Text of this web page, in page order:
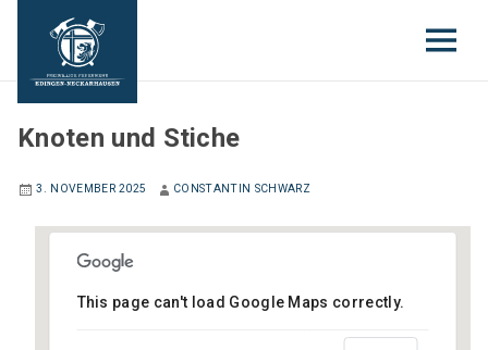
JUGENDFEUERWEHR
Knoten und Stiche
3. NOVEMBER 2025 CONSTANTIN SCHWARZ
This page can't load Google Maps correctly.